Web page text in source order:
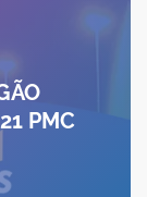
PMC